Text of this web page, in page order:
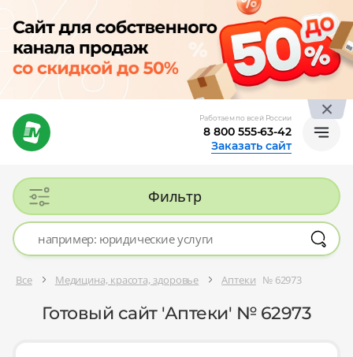
Работаем по всей России
8 800 555-63-42
Заказать сайт
Фильтр
Все Медицина, красота, здоровье Аптеки № 62973
Готовый сайт 'Аптеки' № 62973